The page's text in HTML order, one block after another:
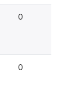
0
0